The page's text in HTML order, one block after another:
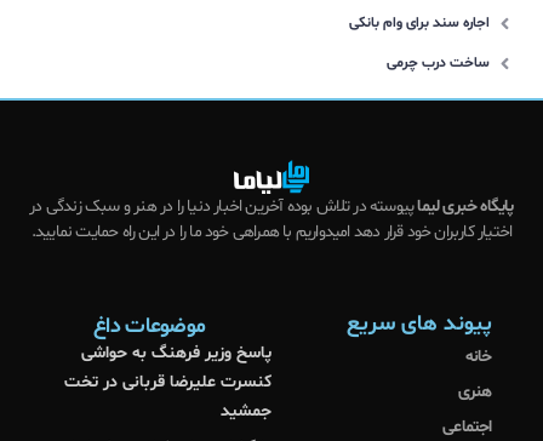
اجاره سند برای وام بانکی
ساخت درب چرمی
پایگاه خبری لیماپیوسته در تلاش بوده آخرین اخبار دنیا را در هنر و سبک زندگی در
اختیار کاربران خود قرار دهد امیدواریم با همراهی خود ما را در این راه حمایت نمایید.
پیوند های سریع
خانه
هنری
اجتماعی
موضوعات داغ
پاسخ وزیر فرهنگ به حواشی
کنسرت علیرضا قربانی در تخت
جمشید